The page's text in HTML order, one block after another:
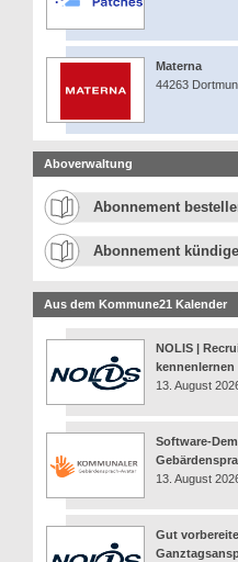
Materna
44263
Aboverwaltung
Abonnement
Abonnement
Aus dem Kommune21 Kalender
NOLIS |
kennenlernen
13. August
Software-
13. August
Gut